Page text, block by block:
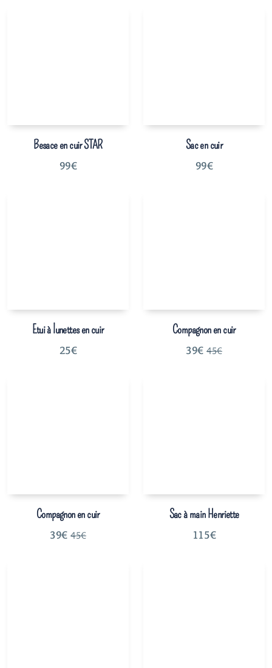
Besace en cuir STAR
99€
Sac en cuir
99€
Etui à lunettes en cuir
25€
Compagnon en cuir
39€ 45€
Compagnon en cuir
39€ 45€
Sac à main Henriette
115€